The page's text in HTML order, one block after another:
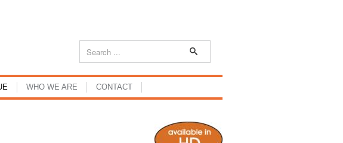
WHO WE ARE CONTACT